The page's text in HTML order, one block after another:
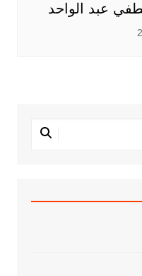
عبد الواحد